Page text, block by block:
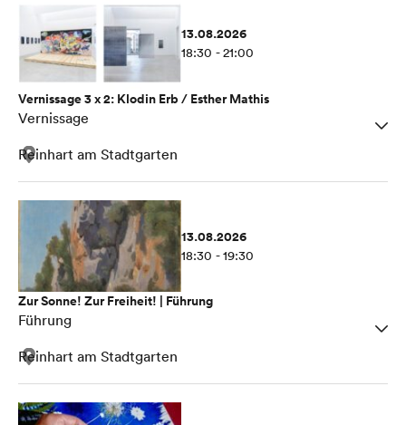
13.08.2026
18:30 - 21:00
Vernissage 3 x 2: Klodin Erb / Esther Mathis
Vernissage
Reinhart am Stadtgarten
13.08.2026
18:30 - 19:30
Zur Sonne! Zur Freiheit! | Führung
Führung
Reinhart am Stadtgarten